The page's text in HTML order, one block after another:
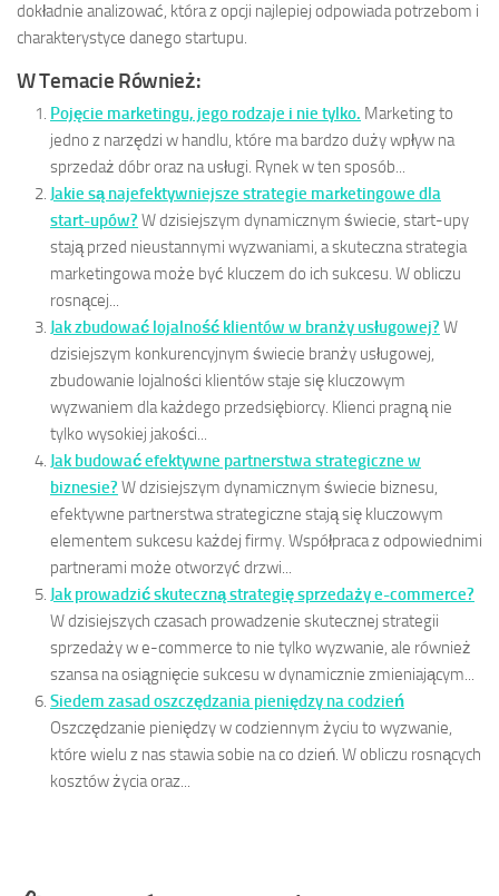
dokładnie analizować, która z opcji najlepiej odpowiada potrzebom i
charakterystyce danego startupu.
W Temacie Również:
Pojęcie marketingu, jego rodzaje i nie tylko. Marketing to
jedno z narzędzi w handlu, które ma bardzo duży wpływ na
sprzedaż dóbr oraz na usługi. Rynek w ten sposób...
Jakie są najefektywniejsze strategie marketingowe dla
start-upów? W dzisiejszym dynamicznym świecie, start-upy
stają przed nieustannymi wyzwaniami, a skuteczna strategia
marketingowa może być kluczem do ich sukcesu. W obliczu
rosnącej...
Jak zbudować lojalność klientów w branży usługowej? W
dzisiejszym konkurencyjnym świecie branży usługowej,
zbudowanie lojalności klientów staje się kluczowym
wyzwaniem dla każdego przedsiębiorcy. Klienci pragną nie
tylko wysokiej jakości...
Jak budować efektywne partnerstwa strategiczne w
biznesie? W dzisiejszym dynamicznym świecie biznesu,
efektywne partnerstwa strategiczne stają się kluczowym
elementem sukcesu każdej firmy. Współpraca z odpowiednimi
partnerami może otworzyć drzwi...
Jak prowadzić skuteczną strategię sprzedaży e-commerce?
W dzisiejszych czasach prowadzenie skutecznej strategii
sprzedaży w e-commerce to nie tylko wyzwanie, ale również
szansa na osiągnięcie sukcesu w dynamicznie zmieniającym...
Siedem zasad oszczędzania pieniędzy na codzień
Oszczędzanie pieniędzy w codziennym życiu to wyzwanie,
które wielu z nas stawia sobie na co dzień. W obliczu rosnących
kosztów życia oraz...